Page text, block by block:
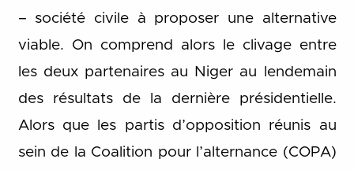
– société civile à proposer une alternative
viable. On comprend alors le clivage entre
les deux partenaires au Niger au lendemain
des résultats de la dernière présidentielle.
Alors que les partis d’opposition réunis au
sein de la Coalition pour l’alternance (COPA)